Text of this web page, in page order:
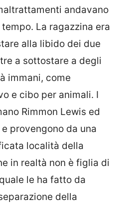
andavano
La ragazzina era
alla libido dei due
a sottostare a degli
immani, come
e cibo per animali. I
Rimmon Lewis ed
provengono da una
località della
in realtà non è figlia di
le ha fatto da
della